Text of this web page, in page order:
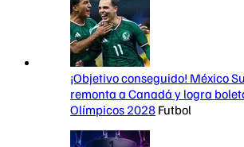
¡Objetivo conseguido! México
remonta a Canadá y logra
Olímpicos 2028 Futbol